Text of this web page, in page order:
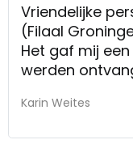
Vriendelijke
(Filaal
Het gaf mij
werden
wordt je koffie/
Karin Weites